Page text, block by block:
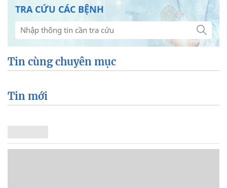
TRA CỨU CÁC BỆNH
Tin cùng chuyên mục
Tin mới